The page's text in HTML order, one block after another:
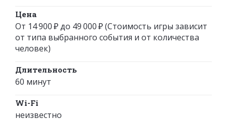
Цена
От 14 900 ₽ до 49 000 ₽ (Стоимость игры зависит
от типа выбранного события и от количества
человек)
Длительность
60 минут
Wi-Fi
неизвестно